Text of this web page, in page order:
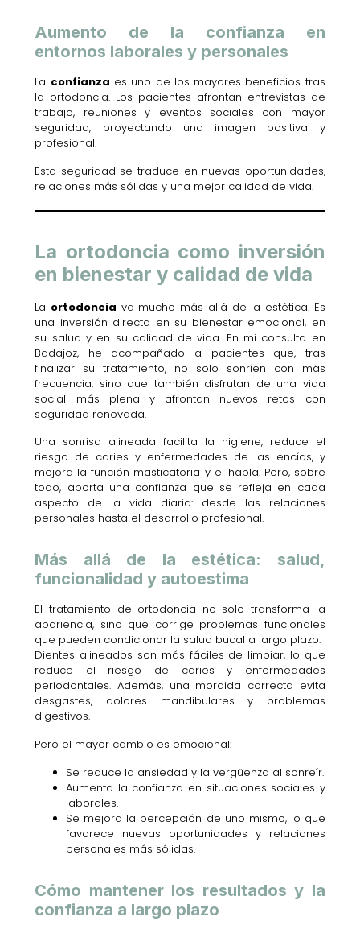
Aumento de la confianza en
entornos laborales y personales
La confianza es uno de los mayores beneficios tras
la ortodoncia. Los pacientes afrontan entrevistas de
trabajo, reuniones y eventos sociales con mayor
seguridad, proyectando una imagen positiva y
profesional.
Esta seguridad se traduce en nuevas oportunidades,
relaciones más sólidas y una mejor calidad de vida.
La ortodoncia como inversión
en bienestar y calidad de vida
La ortodoncia va mucho más allá de la estética. Es
una inversión directa en su bienestar emocional, en
su salud y en su calidad de vida. En mi consulta en
Badajoz, he acompañado a pacientes que, tras
finalizar su tratamiento, no solo sonríen con más
frecuencia, sino que también disfrutan de una vida
social más plena y afrontan nuevos retos con
seguridad renovada.
Una sonrisa alineada facilita la higiene, reduce el
riesgo de caries y enfermedades de las encías, y
mejora la función masticatoria y el habla. Pero, sobre
todo, aporta una confianza que se refleja en cada
aspecto de la vida diaria: desde las relaciones
personales hasta el desarrollo profesional.
Más allá de la estética: salud,
funcionalidad y autoestima
El tratamiento de ortodoncia no solo transforma la
apariencia, sino que corrige problemas funcionales
que pueden condicionar la salud bucal a largo plazo.
Dientes alineados son más fáciles de limpiar, lo que
reduce el riesgo de caries y enfermedades
periodontales. Además, una mordida correcta evita
desgastes, dolores mandibulares y problemas
digestivos.
Pero el mayor cambio es emocional:
Se reduce la ansiedad y la vergüenza al sonreír.
Aumenta la confianza en situaciones sociales y
laborales.
Se mejora la percepción de uno mismo, lo que
favorece nuevas oportunidades y relaciones
personales más sólidas.
Cómo mantener los resultados y la
confianza a largo plazo